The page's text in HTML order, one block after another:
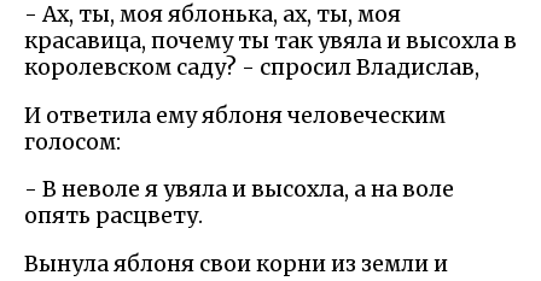
- Ах, ты, моя яблонька, ах, ты, моя
красавица, почему ты так увяла и высохла в
королевском саду? - спросил Владислав,
И ответила ему яблоня человеческим
голосом:
- В неволе я увяла и высохла, а на воле
опять расцвету.
Вынула яблоня свои корни из земли и